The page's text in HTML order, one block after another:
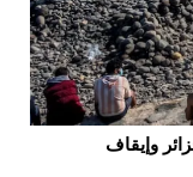
وإيقاف